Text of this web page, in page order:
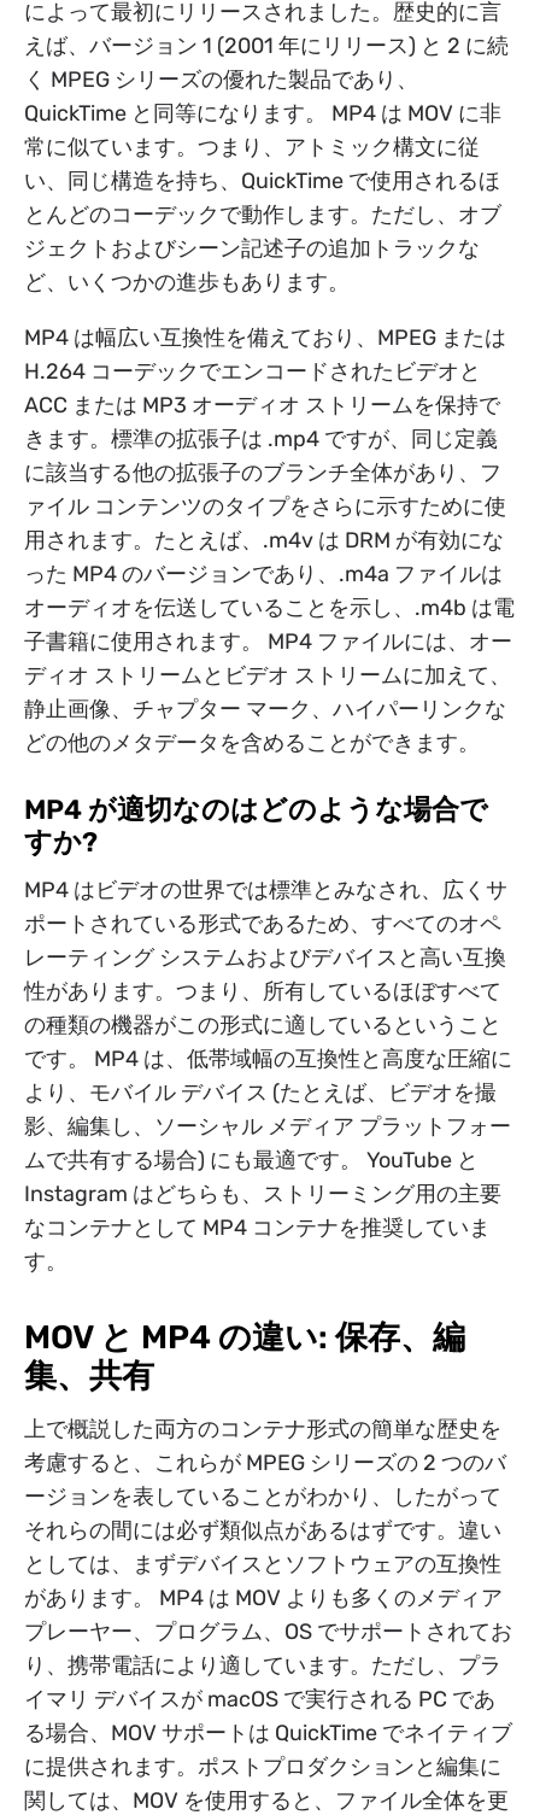
によって最初にリリースされました。歴史的に言
えば、バージョン 1 (2001 年にリリース) と 2 に続
く MPEG シリーズの優れた製品であり、
QuickTime と同等になります。 MP4 は MOV に非
常に似ています。つまり、アトミック構文に従
い、同じ構造を持ち、QuickTime で使用されるほ
とんどのコーデックで動作します。ただし、オブ
ジェクトおよびシーン記述子の追加トラックな
ど、いくつかの進歩もあります。
MP4 は幅広い互換性を備えており、MPEG または
H.264 コーデックでエンコードされたビデオと
ACC または MP3 オーディオ ストリームを保持で
きます。標準の拡張子は .mp4 ですが、同じ定義
に該当する他の拡張子のブランチ全体があり、フ
ァイル コンテンツのタイプをさらに示すために使
用されます。たとえば、.m4v は DRM が有効にな
った MP4 のバージョンであり、.m4a ファイルは
オーディオを伝送していることを示し、.m4b は電
子書籍に使用されます。 MP4 ファイルには、オー
ディオ ストリームとビデオ ストリームに加えて、
静止画像、チャプター マーク、ハイパーリンクな
どの他のメタデータを含めることができます。
MP4 が適切なのはどのような場合で
すか?
MP4 はビデオの世界では標準とみなされ、広くサ
ポートされている形式であるため、すべてのオペ
レーティング システムおよびデバイスと高い互換
性があります。つまり、所有しているほぼすべて
の種類の機器がこの形式に適しているということ
です。 MP4 は、低帯域幅の互換性と高度な圧縮に
より、モバイル デバイス (たとえば、ビデオを撮
影、編集し、ソーシャル メディア プラットフォー
ムで共有する場合) にも最適です。 YouTube と
Instagram はどちらも、ストリーミング用の主要
なコンテナとして MP4 コンテナを推奨していま
す。
MOV と MP4 の違い: 保存、編
集、共有
上で概説した両方のコンテナ形式の簡単な歴史を
考慮すると、これらが MPEG シリーズの 2 つのバ
ージョンを表していることがわかり、したがって
それらの間には必ず類似点があるはずです。違い
としては、まずデバイスとソフトウェアの互換性
があります。 MP4 は MOV よりも多くのメディア
プレーヤー、プログラム、OS でサポートされてお
り、携帯電話により適しています。ただし、プラ
イマリ デバイスが macOS で実行される PC であ
る場合、MOV サポートは QuickTime でネイティブ
に提供されます。ポストプロダクションと編集に
関しては、MOV を使用すると、ファイル全体を更